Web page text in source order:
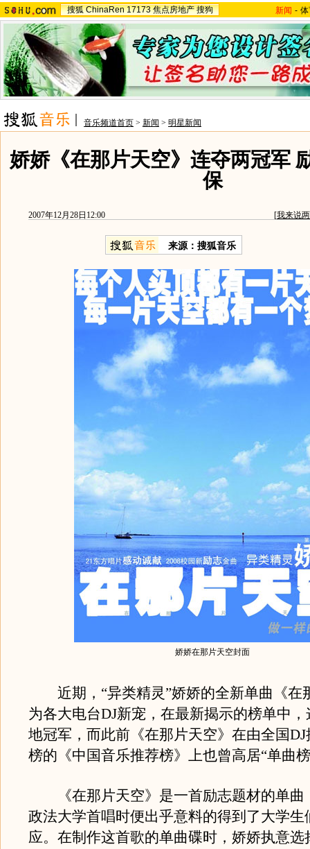
搜狐 ChinaRen 17173 焦点房地产 搜狗 新闻 -
音乐频道首页 > 新闻 > 明星新闻
娇娇《在那片天空》连夺两冠军
保
2007年12月28日12:00 [我来说
来源：搜狐音乐
娇娇在那片天空封面
近期，“异类精灵”娇娇的全新单曲《在
为各大电台DJ新宠，在最新揭示的榜单中
地冠军，而此前《在那片天空》在由全国
榜的《中国音乐推荐榜》上也曾高居“单曲
《在那片天空》是一首励志题材的单曲
政法大学首唱时便出乎意料的得到了大学生
应。在制作这首歌的单曲碟时，娇娇执意选